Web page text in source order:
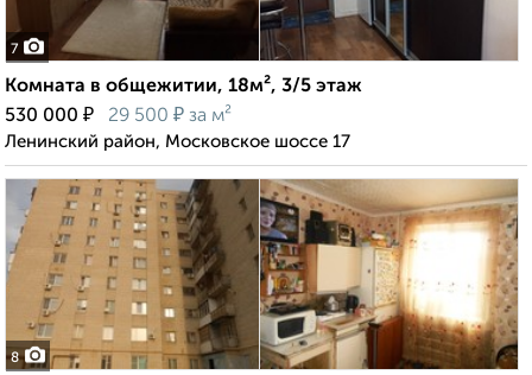
7
Комната в общежитии, 18м², 3/5 этаж
530 000 ₽ 29 500 ₽ за м²
Ленинский район, Московское шоссе 17
8